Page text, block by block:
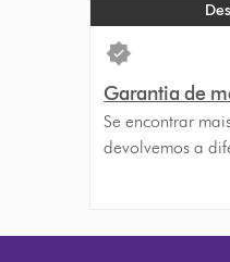
Garantia de
Se encontrar
devolvemos a